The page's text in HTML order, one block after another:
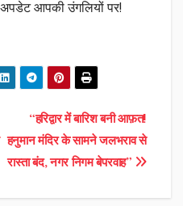
आपकी उंगलियों पर!
“हरिद्वार में बारिश बनी आफ़त!
हनुमान मंदिर के सामने जलभराव से
रास्ता बंद, नगर निगम बेपरवाह”